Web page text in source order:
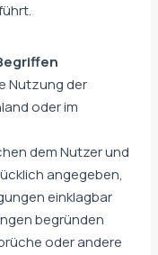
Nutzung der
oder im
dem Nutzer und
angegeben,
einklagbar
begründen
oder andere